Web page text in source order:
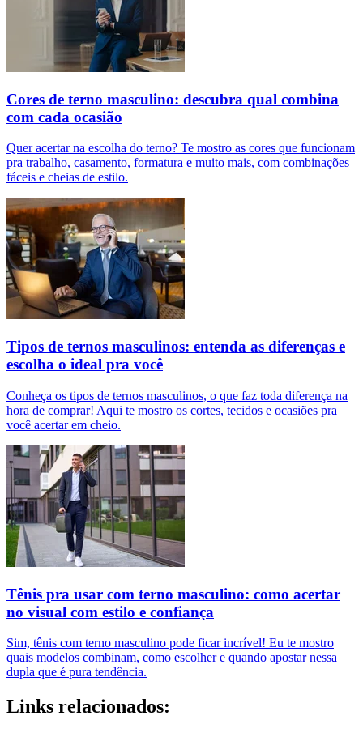
Cores de terno masculino: descubra qual combina
com cada ocasião
Quer acertar na escolha do terno? Te mostro as cores que funcionam
pra trabalho, casamento, formatura e muito mais, com combinações
fáceis e cheias de estilo.
Tipos de ternos masculinos: entenda as diferenças e
escolha o ideal pra você
Conheça os tipos de ternos masculinos, o que faz toda diferença na
hora de comprar! Aqui te mostro os cortes, tecidos e ocasiões pra
você acertar em cheio.
Tênis pra usar com terno masculino: como acertar
no visual com estilo e confiança
Sim, tênis com terno masculino pode ficar incrível! Eu te mostro
quais modelos combinam, como escolher e quando apostar nessa
dupla que é pura tendência.
Links relacionados: